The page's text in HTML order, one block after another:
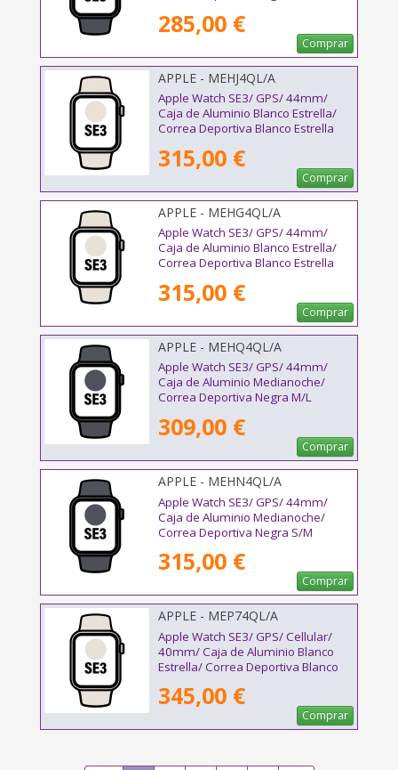
285,00 €
Comprar
APPLE - MEHJ4QL/A
Apple Watch SE3/ GPS/ 44mm/
Caja de Aluminio Blanco Estrella/
Correa Deportiva Blanco Estrella
315,00 €
Comprar
APPLE - MEHG4QL/A
Apple Watch SE3/ GPS/ 44mm/
Caja de Aluminio Blanco Estrella/
Correa Deportiva Blanco Estrella
315,00 €
Comprar
APPLE - MEHQ4QL/A
Apple Watch SE3/ GPS/ 44mm/
Caja de Aluminio Medianoche/
Correa Deportiva Negra M/L
309,00 €
Comprar
APPLE - MEHN4QL/A
Apple Watch SE3/ GPS/ 44mm/
Caja de Aluminio Medianoche/
Correa Deportiva Negra S/M
315,00 €
Comprar
APPLE - MEP74QL/A
Apple Watch SE3/ GPS/ Cellular/
40mm/ Caja de Aluminio Blanco
Estrella/ Correa Deportiva Blanco
345,00 €
Comprar